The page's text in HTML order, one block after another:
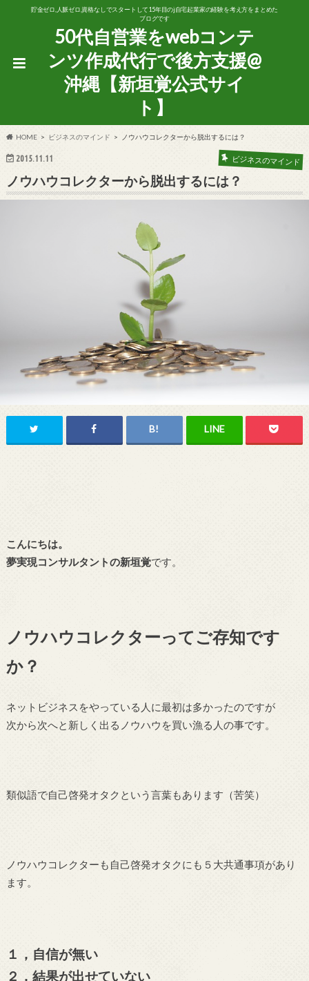
貯金ゼロ,人脈ゼロ,資格なしでスタートして15年目のj自宅起業家の経験を考え方をまとめた
ブログです
50代自営業をwebコンテ
ンツ作成代行で後方支援@
沖縄【新垣覚公式サイ
ト】
HOME ビジネスのマインド ノウハウコレクターから脱出するには？
2015.11.11 ビジネスのマインド
ノウハウコレクターから脱出するには？
こんにちは。
夢実現コンサルタントの新垣覚です。
ノウハウコレクターってご存知です
か？
ネットビジネスをやっている人に最初は多かったのですが
次から次へと新しく出るノウハウを買い漁る人の事です。
類似語で自己啓発オタクという言葉もあります（苦笑）
ノウハウコレクターも自己啓発オタクにも５大共通事項があり
ます。
１，自信が無い
２，結果が出せていない